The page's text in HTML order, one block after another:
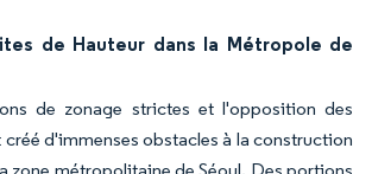
de Hauteur dans la Métropole de
de zonage strictes et l'opposition des
d'immenses obstacles à la construction